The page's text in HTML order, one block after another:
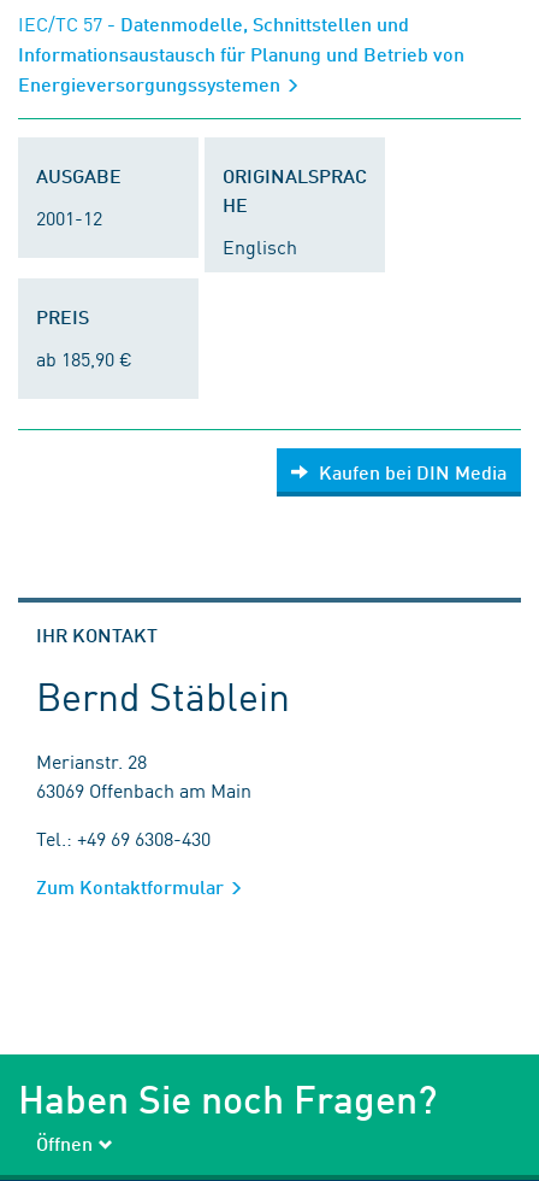
IEC/TC 57 - Datenmodelle, Schnittstellen und
Informationsaustausch für Planung und Betrieb von
Energieversorgungssystemen
AUSGABE
2001-12
ORIGINALSPRAC
HE
Englisch
PREIS
ab 185,90 €
Kaufen bei DIN Media
IHR KONTAKT
Bernd Stäblein
Merianstr. 28
63069 Offenbach am Main
Tel.: +49 69 6308-430
Zum Kontaktformular
Haben Sie noch Fragen?
Öffnen